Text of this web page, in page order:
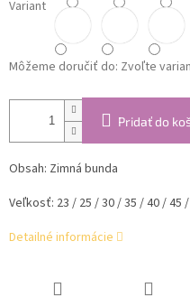
Variant
Môžeme doručiť do: Zvoľte
Pridať do
Obsah: Zimná bunda
Veľkosť: 23 / 25 / 30 / 35 / 40 / 45
Detailné informácie